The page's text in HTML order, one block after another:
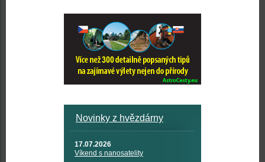
Novinky z hvězdárny
17.07.2026
Víkend s nanosatelity